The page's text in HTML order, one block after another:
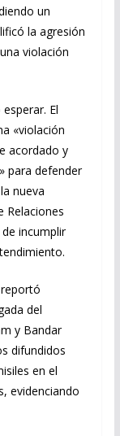
un
la agresión
violación
El
«violación
acordado y
para defender
nueva
Relaciones
incumplir
del
y Bandar
difundidos
en el
evidenciando